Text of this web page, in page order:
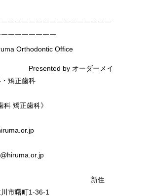
￣￣￣￣￣￣￣￣￣￣￣￣￣￣￣
￣￣￣￣￣￣￣
Orthodontic Office
by オーダーメイ
・矯正歯科
歯科 矯正歯科》
住
市曙町1-36-1